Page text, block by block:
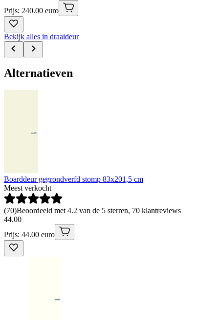
Prijs: 240.00 euro
Bekijk alles in draaideur
Alternatieven
Boarddeur gegrondverfd stomp 83x201,5 cm
Meest verkocht
(70)Beoordeeld met 4.2 van de 5 sterren, 70 klantreviews
44.00
Prijs: 44.00 euro